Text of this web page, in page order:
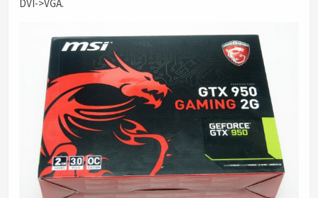
DVI->VGA.